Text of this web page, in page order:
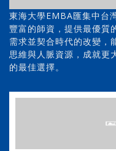
東海大學EMBA匯集中台
豐富的師資，提供最優質
需求並契合時代的改變，
思維與人脈資源，成就更
的最佳選擇。